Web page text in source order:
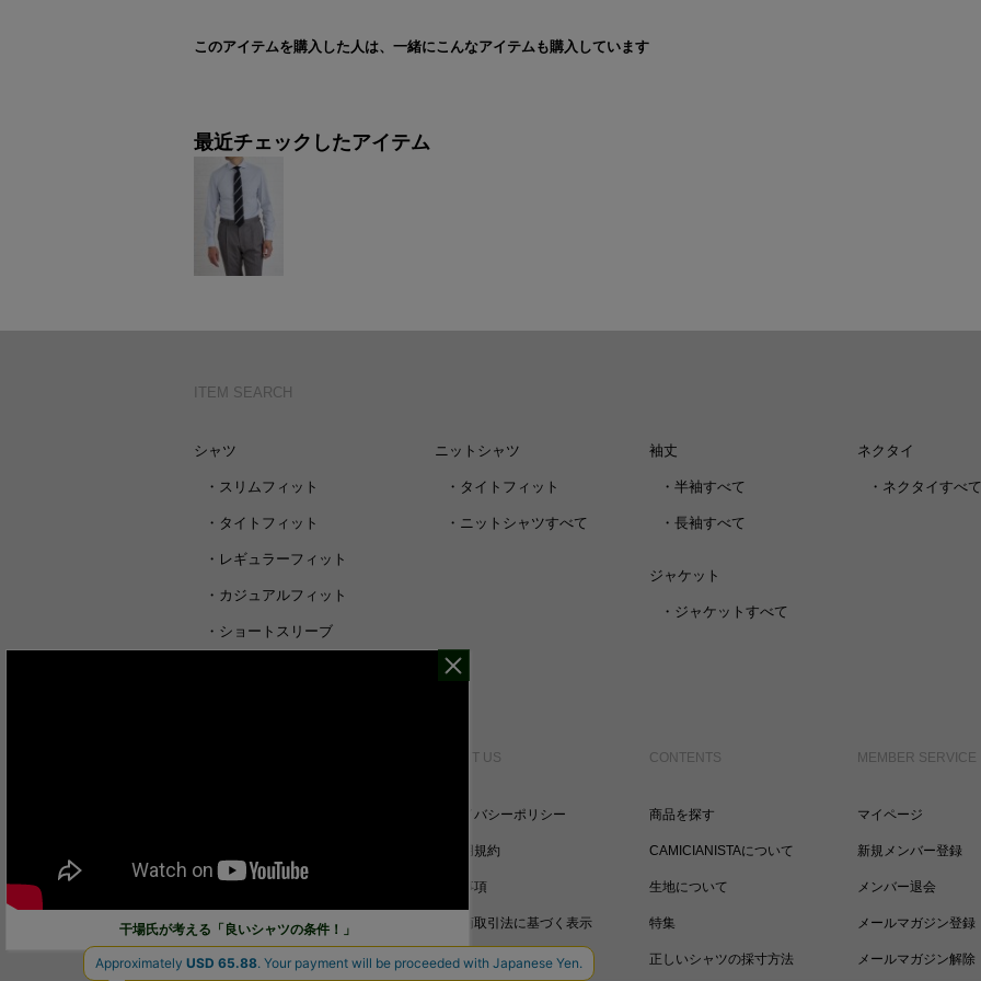
このアイテムを購入した人は、一緒にこんなアイテムも購入しています
最近チェックしたアイテム
ITEM SEARCH
シャツ
・ スリムフィット
・ タイトフィット
・ レギュラーフィット
・ カジュアルフィット
・ ショートスリーブ
ニットシャツ
・ タイトフィット
・ ニットシャツすべて
袖丈
・ 半袖すべて
・ 長袖すべて
ジャケット
・ ジャケットすべて
ネクタイ
・ ネクタイすべて
ご利用ガイド
お問い合わせ
ABOUT US
プライバシーポリシー
ご利用規約
免責事項
特定商取引法に基づく表示
CONTENTS
商品を探す
CAMICIANISTAについて
生地について
特集
正しいシャツの採寸方法
MEMBER SERVICE
マイページ
新規メンバー登録
メンバー退会
メールマガジン登録
メールマガジン解除
干場氏が考える「良いシャツの条件！」